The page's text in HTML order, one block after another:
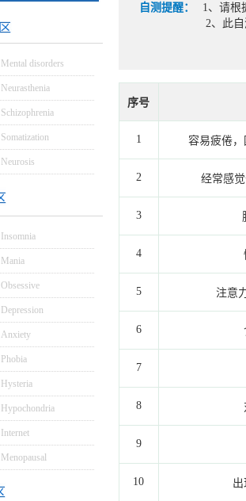
Mental disorders
Neurasthenia
Schizophrenia
Somatization
Neurosis
Insomnia
Mania
Obsessive
Depression
Anxiety
Phobia
Hysteria
Hypochondria
Internet
Menopausal
自测提醒：
1、请根
2、此
序号
1 容易疲倦
2 经常感
3
4
5 注意
6
7
8
9
10